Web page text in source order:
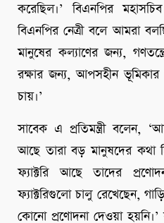
করেছিল।’ বিএনপির
বিএনপির নেত্রী বলে আমরা
মানুষের কল্যাণের জন্য,
রক্ষার জন্য, আপসহীন
চায়।’
সাবেক এ প্রতিমন্ত্রী বলেন,
আছে তারা বড় মানুষদের কথা
ফ্যাক্টরি আছে তাদের
ফ্যাক্টরিগুলো চালু রেখেছেন,
কোনো প্রণোদনা দেওয়া হয়নি।’